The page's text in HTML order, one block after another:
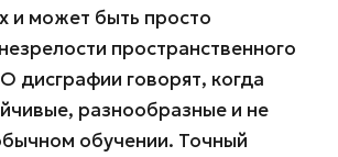
и может быть просто
пространственного
дисграфии говорят, когда
разнообразные и не
обучении. Точный